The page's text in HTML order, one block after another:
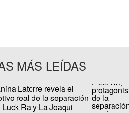
MÁS LEÍDAS
Latorre revela el
real de la separación
Luck Ra y La Joaqui